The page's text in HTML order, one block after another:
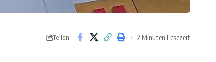
Teilen 2 Minuten Lesezeit